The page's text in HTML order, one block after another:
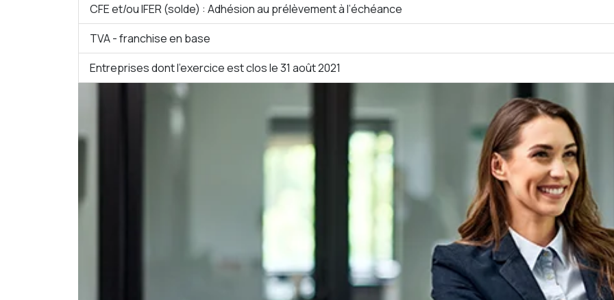
CFE et/ou IFER (solde) : Adhésion au prélèvement à l’échéance
TVA - franchise en base
Entreprises dont l'exercice est clos le 31 août 2021